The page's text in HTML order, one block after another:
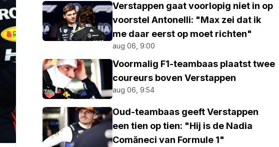
Verstappen gaat voorlopig niet in op
voorstel Antonelli: "Max zei dat ik
me daar eerst op moet richten"
aug 06, 9:00
Voormalig F1-teambaas plaatst twee
coureurs boven Verstappen
aug 06, 9:54
Oud-teambaas geeft Verstappen
een tien op tien: "Hij is de Nadia
Comăneci van Formule 1"